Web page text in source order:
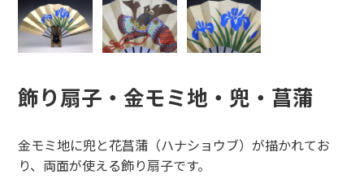
飾り扇子・金モミ地・兜・菖蒲
金モミ地に兜と花菖蒲（ハナショウブ）が描かれてお
り、両面が使える飾り扇子です。